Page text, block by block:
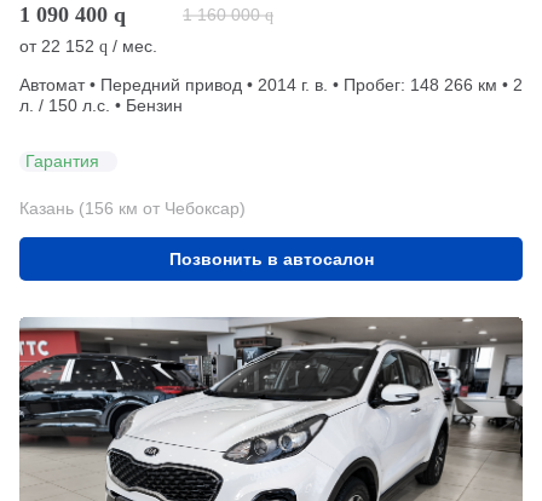
1 090 400 q 1 160 000 q
от22 152 q / мес.
Автомат • Передний привод • 2014 г. в. • Пробег: 148 266 км • 2
л. / 150 л.с. • Бензин
Гарантия
Казань (156 км от Чебоксар)
Позвонить в автосалон